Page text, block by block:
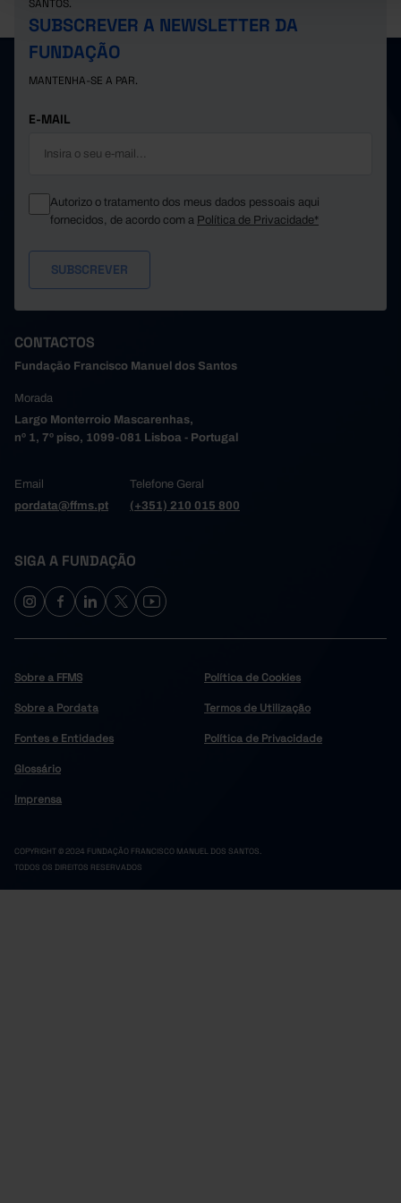
SANTOS.
SUBSCREVER A NEWSLETTER DA
FUNDAÇÃO
MANTENHA-SE A PAR.
E-MAIL
Autorizo o tratamento dos meus dados pessoais aqui
fornecidos, de acordo com a Política de Privacidade*
CONTACTOS
Fundação Francisco Manuel dos Santos
Morada
Largo Monterroio Mascarenhas,
nº 1, 7º piso, 1099-081 Lisboa - Portugal
Email
pordata@ffms.pt
Telefone Geral
(+351) 210 015 800
SIGA A FUNDAÇÃO
Sobre a FFMS
Sobre a Pordata
Fontes e Entidades
Glossário
Imprensa
Política de Cookies
Termos de Utilização
Política de Privacidade
COPYRIGHT © 2024 FUNDAÇÃO FRANCISCO MANUEL DOS SANTOS.
TODOS OS DIREITOS RESERVADOS